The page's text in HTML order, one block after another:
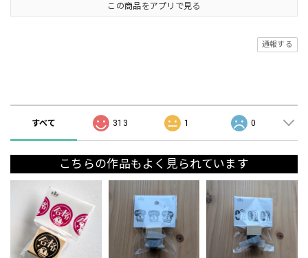
この商品をアプリで見る
通報する
すべて 313 1 0
こちらの作品もよく見られています